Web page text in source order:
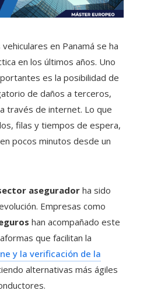
en Panamá se ha
en los últimos años. Uno
es la posibilidad de
de daños a terceros,
través de internet. Lo que
filas y tiempos de espera,
pocos minutos desde un
asegurador ha sido
Empresas como
han acompañado este
que facilitan la
y la verificación de la
alternativas más ágiles